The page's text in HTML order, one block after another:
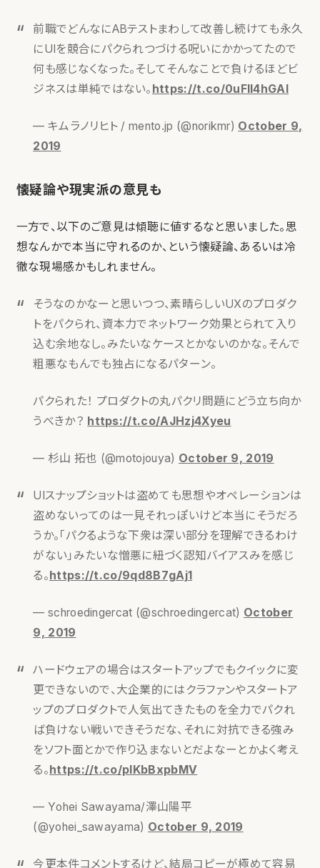
前職でどんなにABテストまわして改善し続けても永久
にUIを競合にパクられつづける呪いにかかってたので
何も感じなくなった。そしてそんなことで負けるほどビ
ジネスは単純ではない。 https://t.co/0uFIl4hGAI
— キムラノリヒト / mento.jp (@norikmr) October 9,
2019
懐疑論や現実派の意見も
一方で、以下のご意見は傾聴に値するなと思いました。思
想なんかで本当に守れるのか、という懐疑論、あるいは冷
徹な現場感かもしれません。
そうなのかなーと思いつつ、素晴らしいUXのプロダク
トをパクられ、資本力でネットワーク効果とられて入り
込む余地なし。みたいなケースとかないのかな。そんで
粗悪なもんでも独占になるパターン。
パクられた！ プロダクトの丸パクリ問題にどう立ち向か
うべきか？ https://t.co/AJHzj4Xyeu
— 杉山 拓也 (@motojouya) October 9, 2019
UIスナップショットは盗めても思想やオペレーションは
盗めないってのは一見それっぽいけど本当にそうだろ
うか。「パクるような下衆は深い部分を理解できるわけ
がない」みたいな憎悪に紐づく認知バイアスみを感じ
る。https://t.co/9qd8B7gAj1
— schroedingercat (@schroedingercat) October
9, 2019
ハードウェアの場合はスタートアップでもクイックに変
更できないので、大企業的にはクラファンやスタートア
ップのプロダクトで人気出てきたものを全力でパクれ
ば負けない戦いできそうだな、それに対抗できる強み
をソフト面とかで作り込まないとだよなーとかよく考え
る。https://t.co/plKbBxpbMV
— Yohei Sawayama/澤山陽平
(@yohei_sawayama) October 9, 2019
今更本件コメントするけど、結局コピーが極めて容易